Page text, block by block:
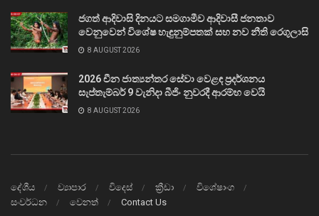
ජගත් ආදිවාසි දිනයට සමගාමීව ආදිවාසී ජනතාව
වෙනුවෙන් විශේෂ හැඳුනුම්පතක් සහ නව නීති රෙගුලාසි
8 AUGUST 2026
2026 චීන ජාත්‍යන්තර සේවා වෙළඳ ප්‍රදර්ශනය
සැප්තැම්බර් 9 වැනිදා බීජිං නුවරදී ආරම්භ වෙයි
8 AUGUST 2026
දේශීය ව්‍යාපාර විදෙස් ක්‍රීඩා
විශේෂාංග
සංවර්ධන
වෙනත් Contact Us